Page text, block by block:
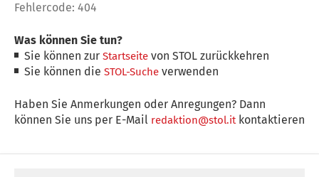
Fehlercode: 404
Was können Sie tun?
Sie können zurStartseite von STOL zurückkehren
Sie können dieSTOL-Suche verwenden
Haben Sie Anmerkungen oder Anregungen? Dann
können Sie uns per E-Mail redaktion@stol.itkontaktieren